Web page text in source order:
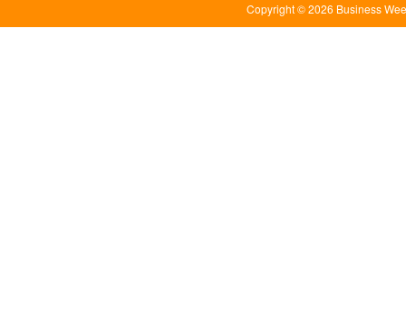
Copyright © 2026 Business